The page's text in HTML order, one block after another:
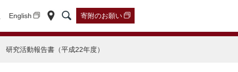
English 寄附のお願い
研究活動報告書（平成22年度）